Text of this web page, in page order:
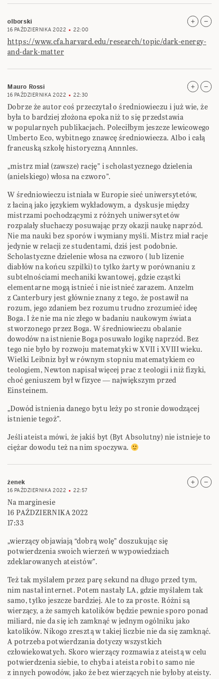
olborski
16 PAŹDZIERNIKA 2022 22:00
https://www.cfa.harvard.edu/research/topic/dark-energy-
and-dark-matter
Mauro Rossi
16 PAŹDZIERNIKA 2022 22:30
Dobrze że autor coś przeczytał o średniowieczu i już wie, że
była to bardziej złożona epoka niż to się przedstawia
w popularnych publikacjach. Poleciłbym jeszcze lewicowego
Umberto Eco, wybitnego znawcę średniowiecza. Albo i całą
francuską szkołę historyczną Annnles.
„mistrz miał (zawsze) rację” i scholastycznego dzielenia
(anielskiego) włosa na czworo”.
W średniowieczu istniała w Europie sieć uniwersytetów,
z łaciną jako językiem wykładowym, a dyskusje między
mistrzami pochodzącymi z różnych uniwersytetów
rozpalały słuchaczy posuwając przy okazji naukę naprzód.
Nie ma nauki bez sporów i wymiany myśli. Mistrz miał racje
jedynie w relacji ze studentami, dziś jest podobnie.
Scholastyczne dzielenie włosa na czworo ( lub lizenie
diabłów na końcu szpilki) to tylko żarty w porównaniu z
subtelnościami mechaniki kwantowej, gdzie cząstki
elementarne mogą istnieć i nie istnieć zarazem. Anzelm
z Canterbury jest głównie znany z tego, że postawił na
rozum, jego zdaniem bez rozumu trudno zrozumieć ideę
Boga. I że nie ma nic złego w badaniu naukowym świata
stworzonego przez Boga. W średniowieczu obalanie
dowodów na istnienie Boga posuwało logikę naprzód. Bez
tego nie było by rozwoju matematyki w XVII i XVIII wieku.
Wielki Leibniz był w równym stopniu matematykiem co
teologiem, Newton napisał więcej prac z teologii i niż fizyki,
choć geniuszem był w fizyce ― największym przed
Einsteinem.
„Dowód istnienia danego bytu leży po stronie dowodzącej
istnienie tegoż”.
Jeśli ateista mówi, że jakiś byt (Byt Absolutny) nie istnieje to
ciężar dowodu też na nim spoczywa.
żenek
16 PAŹDZIERNIKA 2022 22:57
Na marginesie
16 PAŹDZIERNIKA 2022
17:33
„wierzący objawiają “dobrą wolę” doszukując się
potwierdzenia swoich wierzeń w wypowiedziach
zdeklarowanych ateistów”.
Też tak myślałem przez parę sekund na długo przed tym,
nim nastał internet. Potem nastały LA, gdzie myślałem tak
samo, tylko jeszcze bardziej. Ale to za proste. Różni są
wierzący, a że samych katolików będzie pewnie sporo ponad
miliard, nie da się ich zamknąć w jednym ogólniku jako
katolików. Nikogo zresztą w takiej liczbie nie da się zamknąć.
A potrzeba potwierdzania dotyczy wszystkich
człowiekowatych. Skoro wierzący rozmawia z ateistą w celu
potwierdzenia siebie, to chyba i ateista robi to samo nie
z innych powodów, jako że bez wierzących nie byłoby ateisty.